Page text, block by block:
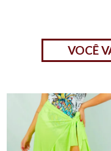
VOCÊ